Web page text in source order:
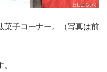
菓子コーナー。（写真は前